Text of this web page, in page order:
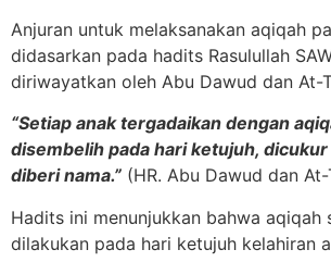
Anjuran untuk melaksanakan aqiqah
didasarkan pada hadits Rasulullah
diriwayatkan oleh Abu Dawud dan At-
“Setiap anak tergadaikan dengan
disembelih pada hari ketujuh,
diberi nama.” (HR. Abu Dawud dan
Hadits ini menunjukkan bahwa aqiqah
dilakukan pada hari ketujuh kelahiran